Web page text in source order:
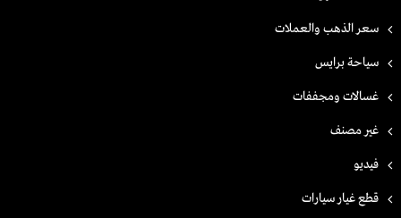
سعر الذهب والعملات
سياحة برايس
غسالات ومجففات
غير مصنف
فيديو
قطع غيار سيارات